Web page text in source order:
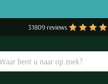
31809 reviews